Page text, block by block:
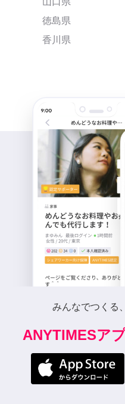
徳島県
香川県
みんなでつくる
ANYTIMESア